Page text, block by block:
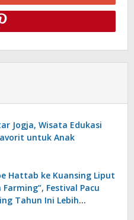
Jogja, Wisata Edukasi
untuk Anak
Hattab ke Kuansing Liput
Farming”, Festival Pacu
Tahun Ini Lebih